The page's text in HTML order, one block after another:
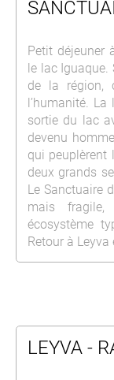
Petit déjeuner
le lac
de la région,
l’humanité.
sortie du lac
devenu
qui peuplèrent
deux grands
Le Sanctuaire
mais
écosystème
Retour à Leyva
LEYVA -